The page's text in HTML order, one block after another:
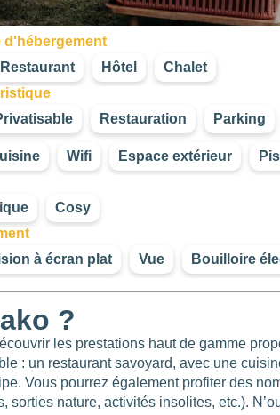
d'hébergement
Hôtel
Chalet
Restauration Parking
Wifi Espace extérieur
Cosy
à écran plat
Vue Bouilloire
?
les prestations haut de gamme
: un restaurant savoyard, avec une
Vous pourrez également profiter des
sorties nature, activités insolites, etc.).